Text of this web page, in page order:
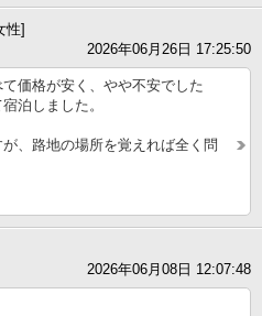
性]
2026年06月26日 17:25:50
価格が安く、やや不安でした
泊しました。
、路地の場所を覚えれば全く問
2026年06月08日 12:07:48